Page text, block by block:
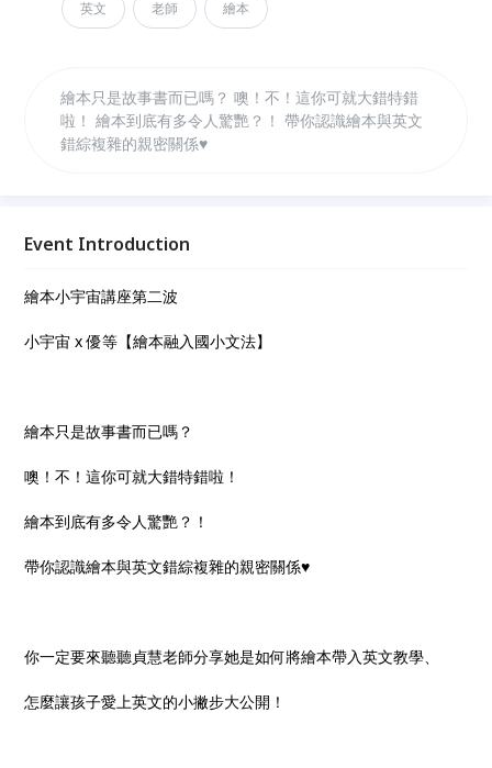
英文 老師 繪本
繪本只是故事書而已嗎？ 噢！不！這你可就大錯特錯
啦！ 繪本到底有多令人驚艷？！ 帶你認識繪本與英文
錯綜複雜的親密關係♥︎
Event Introduction
繪本小宇宙講座第二波
小宇宙 x 優等【繪本融入國小文法】
繪本只是故事書而已嗎？
噢！不！這你可就大錯特錯啦！
繪本到底有多令人驚艷？！
帶你認識繪本與英文錯綜複雜的親密關係♥︎
你一定要來聽聽貞慧老師分享她是如何將繪本帶入英文教學、
怎麼讓孩子愛上英文的小撇步大公開！